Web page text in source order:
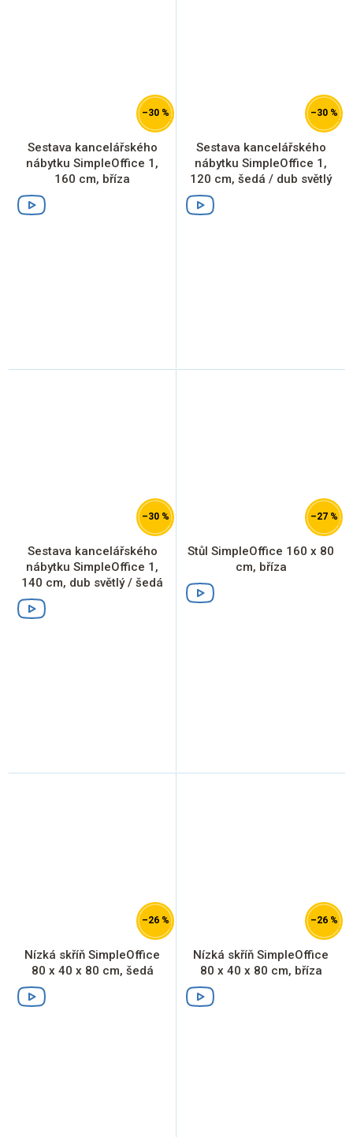
–30 %
Sestava kancelářského
nábytku SimpleOffice 1,
160 cm, bříza
–30 %
Sestava kancelářského
nábytku SimpleOffice 1,
120 cm, šedá / dub světlý
–30 %
Sestava kancelářského
nábytku SimpleOffice 1,
140 cm, dub světlý / šedá
–27 %
Stůl SimpleOffice 160 x 80
cm, bříza
–26 %
Nízká skříň SimpleOffice
80 x 40 x 80 cm, šedá
–26 %
Nízká skříň SimpleOffice
80 x 40 x 80 cm, bříza